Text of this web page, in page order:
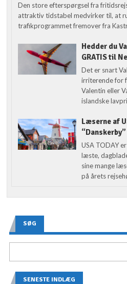
Den store efterspørgsel fra
attraktiv tidstabel medvirker til, at
trafikprogrammet fremover fra
Hedder du
GRATIS til
Det er snart
irriterende for
Valentin eller
islandske
Læserne af
USA TODAY
læste,
sine mange
på årets
SØG
SENESTE INDLÆG